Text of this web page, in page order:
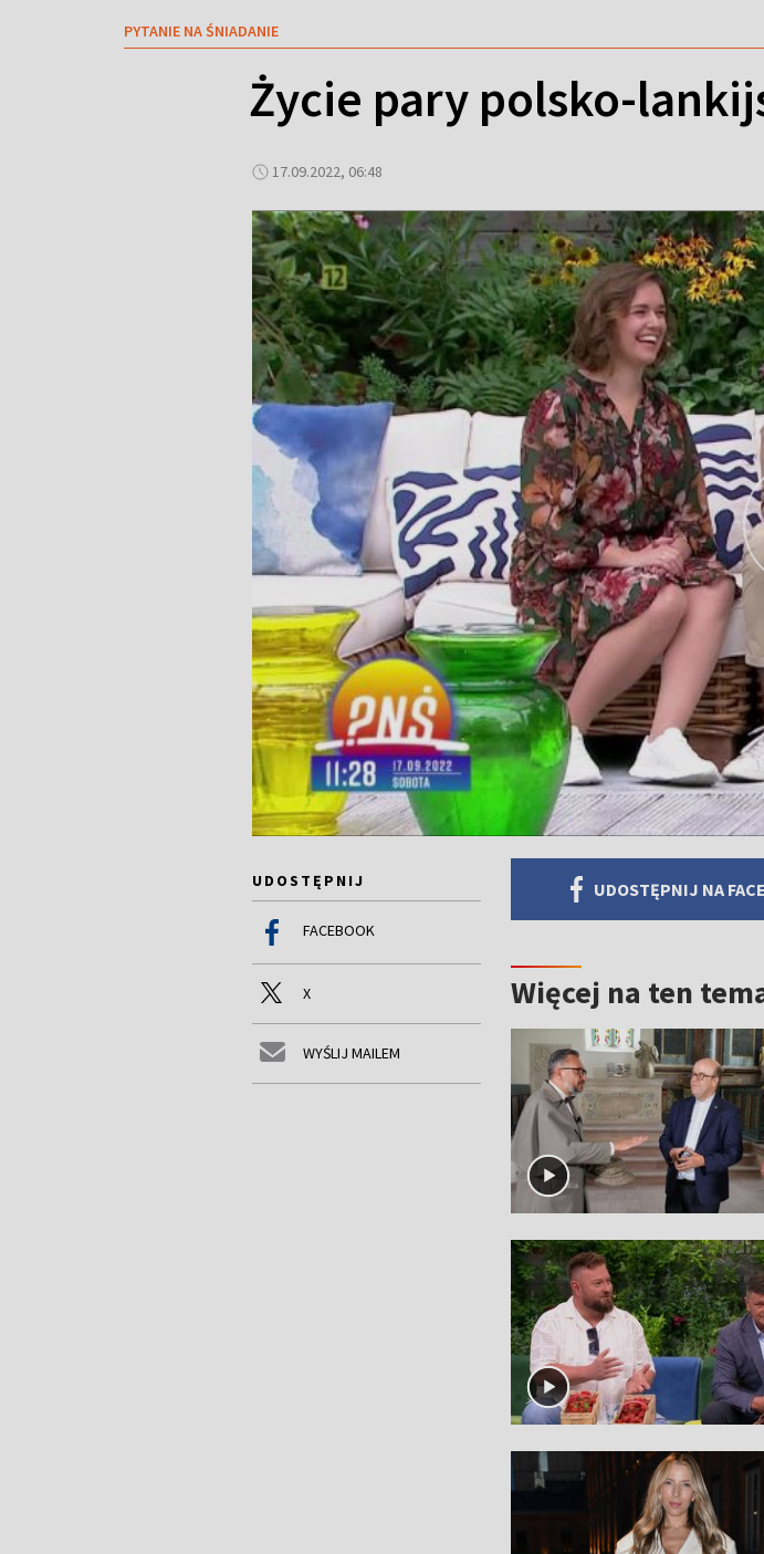
PYTANIE NA ŚNIADANIE
Życie pary polsko-
17.09.2022, 06:48
UDOSTĘPNIJ
FACEBOOK
X
WYŚLIJ MAILEM
UDOSTĘPNIJ NA
Więcej na ten